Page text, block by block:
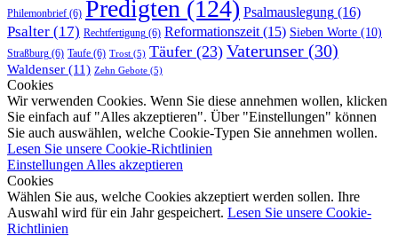
Philemonbrief (6) Predigten (124) Psalmauslegung (16)
Psalter (17) Rechtfertigung (6) Reformationszeit (15) Sieben Worte (10)
Straßburg (6) Taufe (6) Trost (5) Täufer (23) Vaterunser (30)
Waldenser (11) Zehn Gebote (5)
Cookies
Wir verwenden Cookies. Wenn Sie diese annehmen wollen, klicken
Sie einfach auf "Alles akzeptieren". Über "Einstellungen" können
Sie auch auswählen, welche Cookie-Typen Sie annehmen wollen.
Lesen Sie unsere Cookie-Richtlinien
Einstellungen Alles akzeptieren
Cookies
Wählen Sie aus, welche Cookies akzeptiert werden sollen. Ihre
Auswahl wird für ein Jahr gespeichert. Lesen Sie unsere Cookie-
Richtlinien